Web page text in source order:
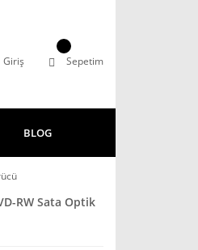
Giriş Sepetim
BLOG
RW Sata Optik